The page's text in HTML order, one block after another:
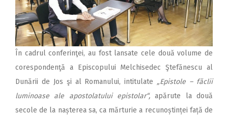
În cadrul conferinţei, au fost lansate cele două volume de
corespondenţă a Episcopului Melchisedec Ştefănescu al
Dunării de Jos şi al Romanului, intitulate „Epistole – făclii
luminoase ale apostolatului epistolar“,apărute la două
secole de la nașterea sa, ca mărturie a recunoștinței față de